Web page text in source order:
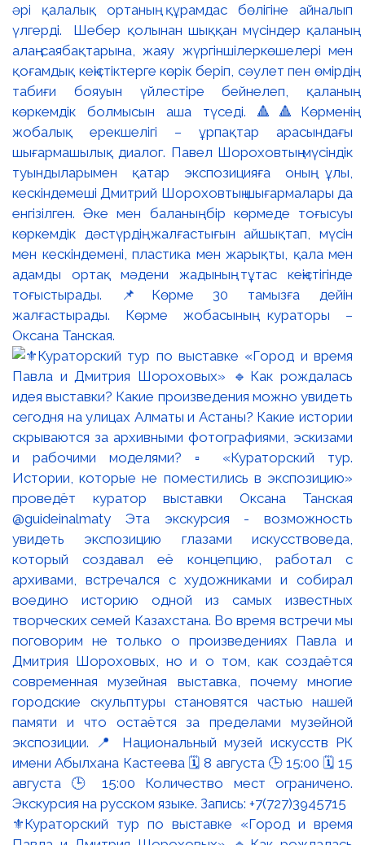
әрі қалалық ортаның құрамдас бөлігіне айналып
үлгерді. Шебер қолынан шыққан мүсіндер қаланың
алаң-саябақтарына, жаяу жүргіншілеркөшелері мен
қоғамдық кеңістіктерге көрік беріп, сәулет пен өмірдің
табиғи бояуын үйлестіре бейнелеп, қаланың
көркемдік болмысын аша түседі. 🔺🔺Көрменің
жобалық ерекшелігі – ұрпақтар арасындағы
шығармашылық диалог. Павел Шороховтың мүсіндік
туындыларымен қатар экспозицияға оның ұлы,
кескіндемеші Дмитрий Шороховтың шығармалары да
енгізілген. Әке мен баланың бір көрмеде тоғысуы
көркемдік дәстүрдің жалғастығын айшықтап, мүсін
мен кескіндемені, пластика мен жарықты, қала мен
адамды ортақ мәдени жадының тұтас кеңістігінде
тоғыстырады. 📌Көрме 30 тамызға дейін
жалғастырады. Көрме жобасының кураторы –
Оксана Танская.
⚜️Кураторский тур по выставке «Город и время